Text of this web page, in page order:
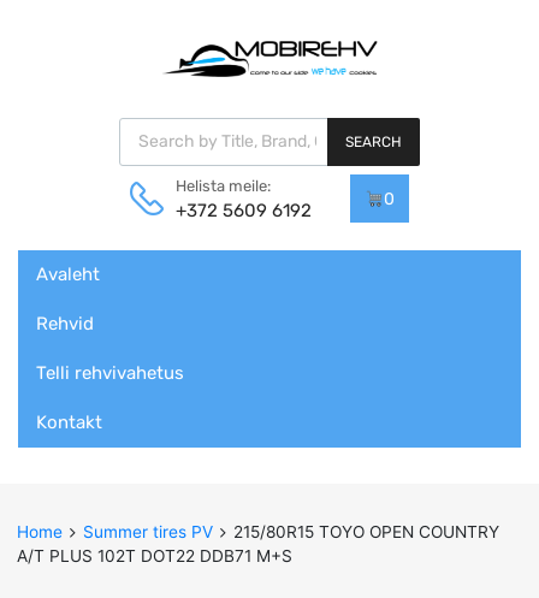
Products search
SEARCH
Helista meile:
+372 5609 6192
0
content
Avaleht
Rehvid
Telli rehvivahetus
Kontakt
Home Summer tires PV
215/80R15 TOYO OPEN COUNTRY
A/T PLUS 102T DOT22 DDB71 M+S